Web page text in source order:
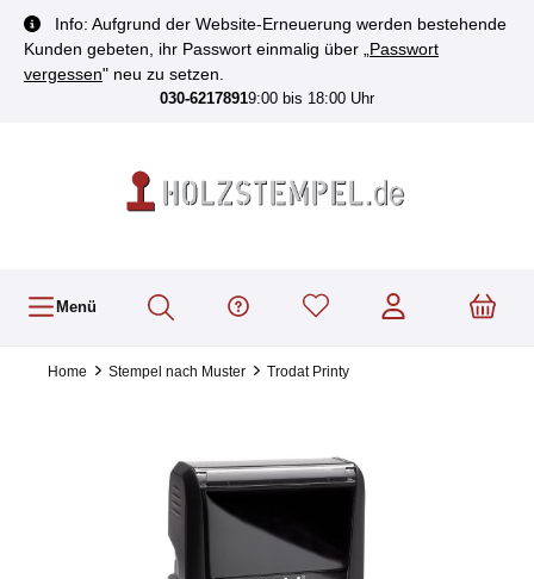
springen
Info: Aufgrund der Website-Erneuerung werden bestehende
Kunden gebeten, ihr Passwort einmalig über „ Passwort
vergessen" neu zu setzen.
030-62178919:00 bis 18:00 Uhr
Menü
Home Stempel nach Muster Trodat Printy